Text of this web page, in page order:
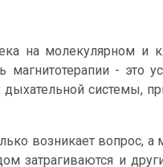
на молекулярном и
- это
системы,
возникает вопрос, а
затрагиваются и